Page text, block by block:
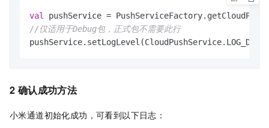
val
//仅适用于Debug包，正式包不需要此行
2 确认成功方法
小米通道初始化成功，可看到以下日志：